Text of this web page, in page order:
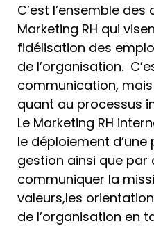
C’est l’ensemble
Marketing RH qui
fidélisation des
de l’organisation.
communication,
quant au processus
Le Marketing RH
le déploiement
gestion ainsi que
communiquer la
valeurs,les
de l’organisation en